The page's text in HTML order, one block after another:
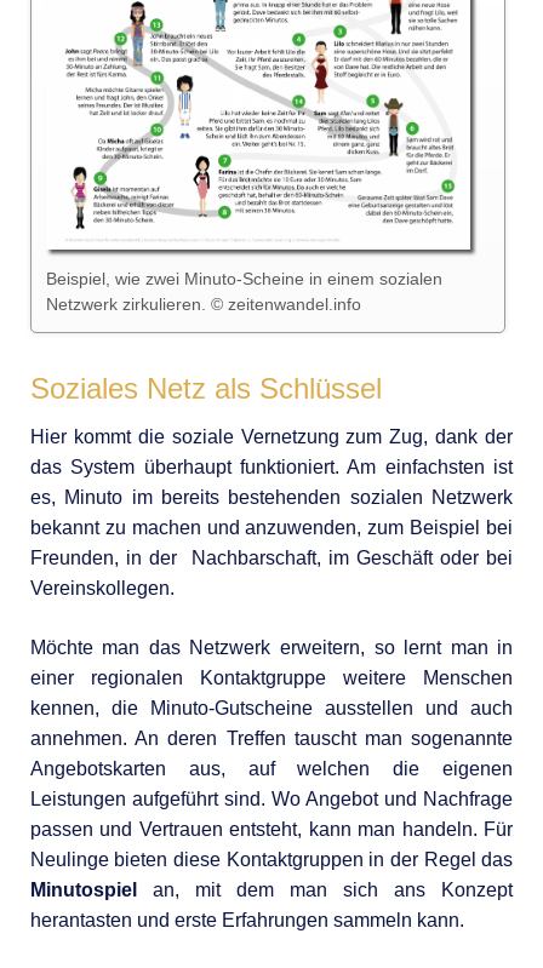
Beispiel, wie zwei Minuto-Scheine in einem sozialen
Netzwerk zirkulieren. © zeitenwandel.info
Soziales Netz als Schlüssel
Hier kommt die soziale Vernetzung zum Zug, dank der
das System überhaupt funktioniert. Am einfachsten ist
es, Minuto im bereits bestehenden sozialen Netzwerk
bekannt zu machen und anzuwenden, zum Beispiel bei
Freunden, in der Nachbarschaft, im Geschäft oder bei
Vereinskollegen.
Möchte man das Netzwerk erweitern, so lernt man in
einer regionalen Kontaktgruppe weitere Menschen
kennen, die Minuto-Gutscheine ausstellen und auch
annehmen. An deren Treffen tauscht man sogenannte
Angebotskarten aus, auf welchen die eigenen
Leistungen aufgeführt sind. Wo Angebot und Nachfrage
passen und Vertrauen entsteht, kann man handeln. Für
Neulinge bieten diese Kontaktgruppen in der Regel das
Minutospiel
an, mit dem man sich ans Konzept
herantasten und erste Erfahrungen sammeln kann.